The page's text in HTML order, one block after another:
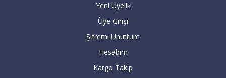
Havale / EFT ile yapacağınız alışverişlerde,
geçmesiyle teslimat süresi başlar. 7 iş
günü içerisinde hesaba geçmeyen havale
siparişleriniz geçersiz sayılır.
Yeni Üyelik
Üye Girişi
Şifremi Unuttum
Hesabım
Kargo Takip